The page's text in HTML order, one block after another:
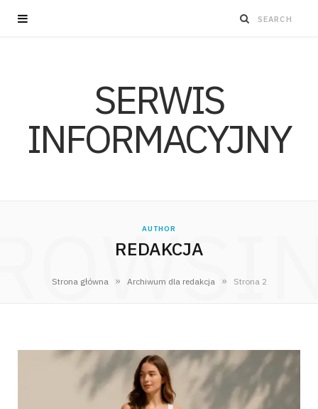
SERWIS
INFORMACYJNY
AUTHOR
REDAKCJA
Strona główna » Archiwum dla redakcja » Strona 2